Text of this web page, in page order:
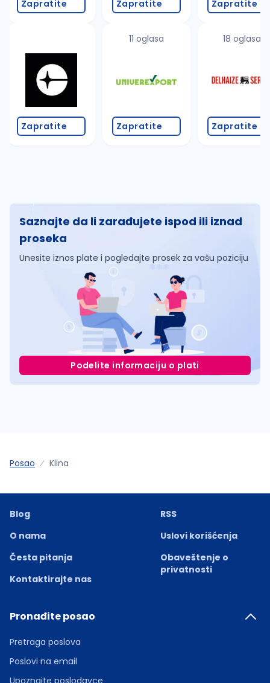
Zapratite
Zapratite
Zapratite
11 oglasa
Zapratite
Zapratite
18 oglasa
Zapratite
Saznajte da li zarađujete ispod ili iznad
proseka
Unesite iznos plate i pogledajte prosek za vašu poziciju
Podelite informaciju o plati
Posao Klina
Blog
O nama
Česta pitanja
Kontaktirajte nas
RSS
Uslovi korišćenja
Obaveštenje o
privatnosti
Pronađite posao
Pretraga poslova
Poslovi na email
Upoznajte poslodavce